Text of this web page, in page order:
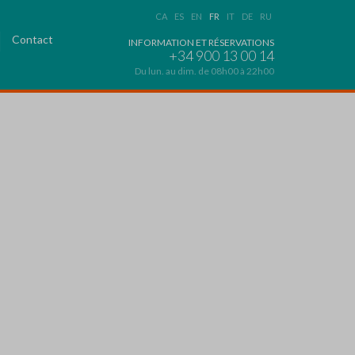
Contact
CA ES EN FR IT DE RU
INFORMATION ET RÉSERVATIONS
+34 900 13 00 14
Du lun. au dim. de 08h00 à 22h00